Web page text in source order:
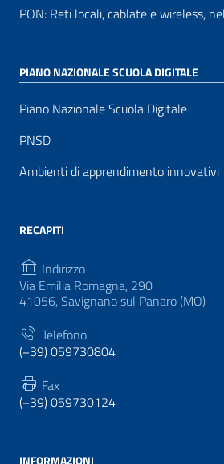
PON: Reti locali, cablate e wireless,
PIANO NAZIONALE SCUOLA DIGITALE
Piano Nazionale Scuola Digitale
PNSD
Ambienti di apprendimento innovativi
RECAPITI
Indirizzo
Via Emilia Romagna, 290
41056, Savignano sul Panaro (MO)
Telefono
(+39) 059730804
Fax
(+39) 059730124
INFORMAZIONI